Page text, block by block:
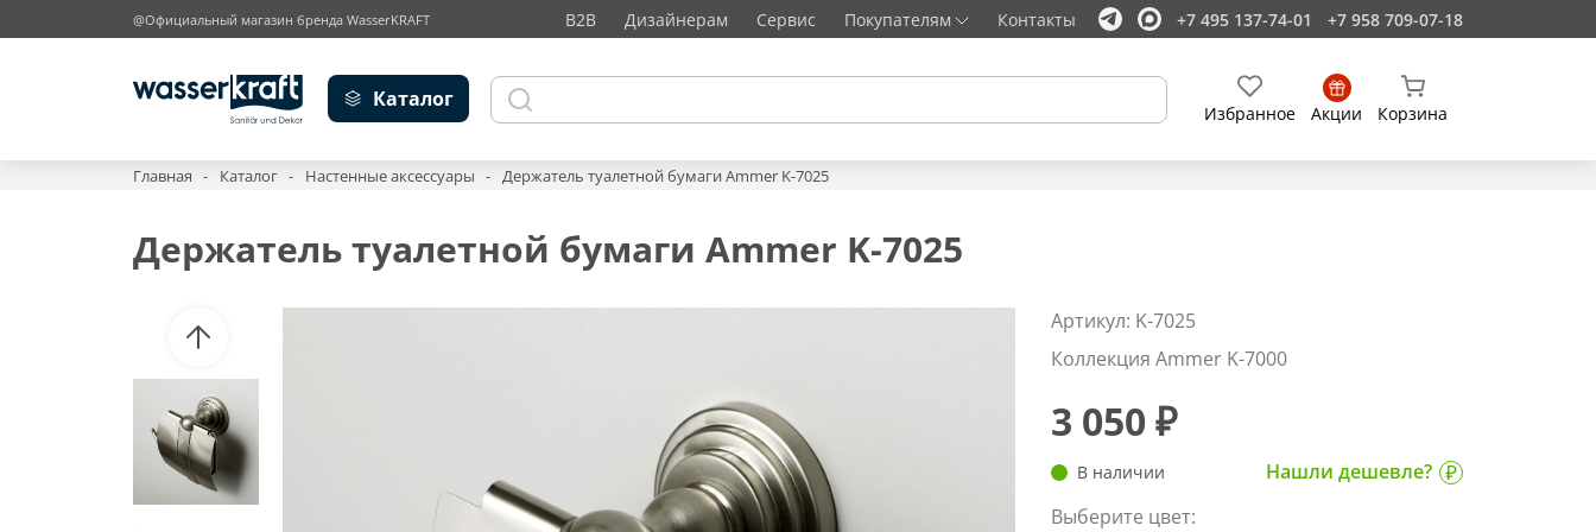
@Официальный магазин бренда WasserKRAFT B2B Дизайнерам Сервис Покупателям Контакты +7 495 137-74-01 +7 958 709-07-18
Каталог
Избранное Акции Корзина
Главная Каталог Настенные аксессуары Держатель туалетной бумаги Ammer K-7025
Держатель туалетной бумаги Ammer K-7025
Артикул: K-7025
Коллекция Ammer K-7000
3 050 ₽
В наличии
Нашли дешевле?
Выберите цвет: